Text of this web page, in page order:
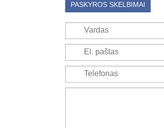
PASKYROS SKELBIMAI